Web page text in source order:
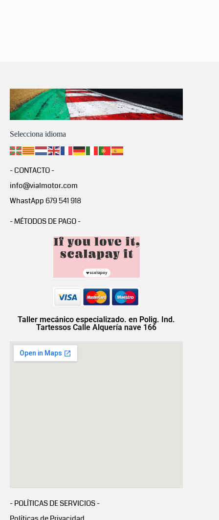
Selecciona idioma
- CONTACTO -
info@vialmotor.com
WhastApp 679 541 918
- MÉTODOS DE PAGO -
Taller mecánico especializado. en Polig. Ind.
Tartessos Calle Alquería nave 166
- POLÍTICAS DE SERVICIOS -